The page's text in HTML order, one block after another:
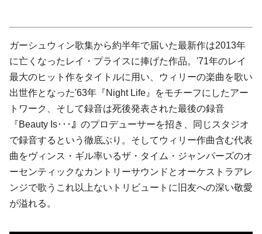
ガーシュウィン歌集から約半年で届いた最新作は2013年
に亡くなったレイ・プライスに捧げた作品。'71年のレイ
最大のヒット作をタイトルに用い、ウィリーの楽曲を歌い
出世作となった'63年『Night Life』をモチーフにしたアー
トワーク、そして録音は死後発表された最後の録音
『Beauty Is･･･』のプロデューサーを招き、同じスタジオ
で録音するという徹底ぶり。そしてウィリー作曲含む代表
曲をヴィンス・ギル率いるザ・タイム・ジャンパーズのオ
ーセンティックなカントリーサウンドとオーケストラアレ
ンジで歌うこれ以上ないトリビュートに旧友への深い敬愛
が溢れる。